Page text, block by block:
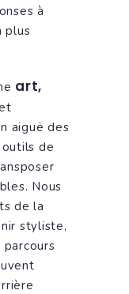
à
plus
art,
aiguë des
de
Nous
de la
styliste,